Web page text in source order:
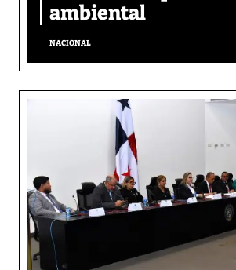
ambiental
NACIONAL